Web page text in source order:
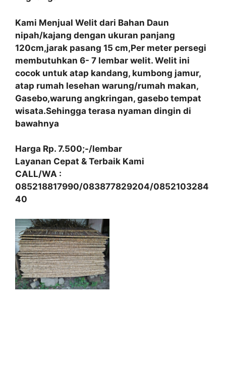
Kami Menjual Welit dari Bahan Daun
nipah/kajang dengan ukuran panjang
120cm,jarak pasang 15 cm,Per meter persegi
membutuhkan 6- 7 lembar welit. Welit ini
cocok untuk atap kandang, kumbong jamur,
atap rumah lesehan warung/rumah makan,
Gasebo,warung angkringan, gasebo tempat
wisata.Sehingga terasa nyaman dingin di
bawahnya
Harga Rp. 7.500;-/lembar
Layanan Cepat & Terbaik Kami
CALL/WA :
085218817990/083877829204/0852103284
40